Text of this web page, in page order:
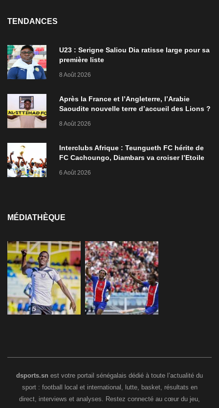
TENDANCES
U23 : Serigne Saliou Dia ratisse large pour sa
première liste
8 Août 2026
Après la France et l’Angleterre, l’Arabie
Saoudite nouvelle terre d’accueil des Lions ?
8 Août 2026
Interclubs Afrique : Teungueth FC hérite de
FC Cachoungo, Diambars va croiser l’Etoile
6 Août 2026
MÉDIATHÈQUE
dsports.sn est votre portail sénégalais dédié à toute l’actualité du
sport : football local et international, lutte, basket, résultats en
direct, interviews et analyses. Restez connecté au cœur du jeu,